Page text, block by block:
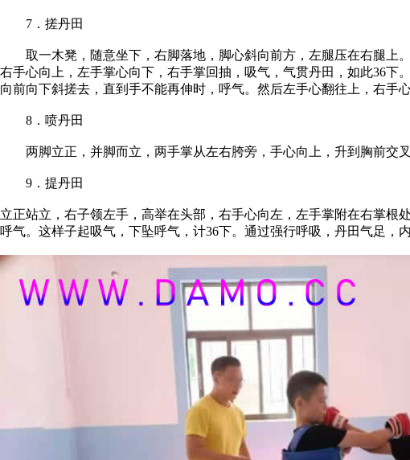
7．搓丹田
取一木凳，随意坐下，右脚落地，脚心斜向前方，左腿压在右腿上
右手心向上，左手掌心向下，右手掌回抽，吸气，气贯丹田，如此36
向前向下斜搓去，直到手不能再伸时，呼气。然后左手心翻往上，右手
8．喷丹田
两脚立正，并脚而立，两手掌从左右胯旁，手心向上，升到胸前交叉
9．提丹田
立正站立，右子领左手，高举在头部，右手心向左，左手掌附在右掌根
呼气。这样子起吸气，下坠呼气，计36下。通过强行呼吸，丹田气足